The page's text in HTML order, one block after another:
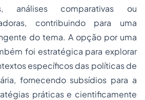
análises comparativas ou
contribuindo para uma
do tema. A opção por uma
foi estratégica para explorar
específicos das políticas de
fornecendo subsídios para a
práticas e cientificamente